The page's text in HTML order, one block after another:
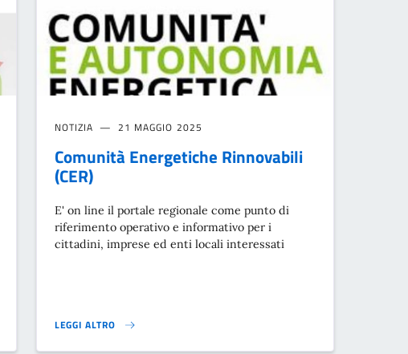
NOTIZIA 21 MAGGIO 2025
Comunità Energetiche Rinnovabili
(CER)
E' on line il portale regionale come punto di
riferimento operativo e informativo per i
cittadini, imprese ed enti locali interessati
LEGGI ALTRO
COMUNITÀ ENERGETICHE RINNOVABILI (CER)}